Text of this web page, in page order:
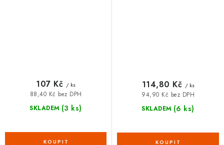
SKLADEM (3 ks)
88,40 Kč bez DPH
107 Kč / ks
SKLADEM (6 ks)
94,90 Kč bez DPH
114,80 Kč / ks